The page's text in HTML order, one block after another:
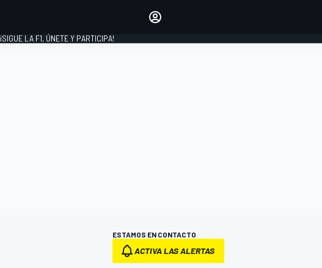
¡SIGUE LA F1, ÚNETE Y PARTICIPA!
ESTAMOS EN CONTACTO
ACTIVA LAS ALERTAS